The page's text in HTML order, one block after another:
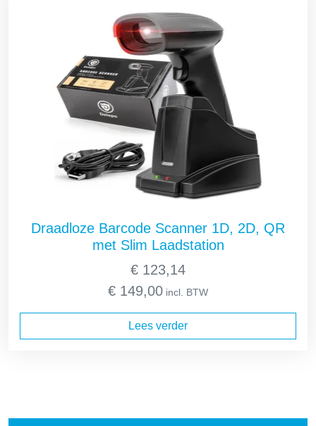
Draadloze Barcode Scanner 1D, 2D, QR
met Slim Laadstation
€ 123,14
€ 149,00 incl. BTW
Lees verder